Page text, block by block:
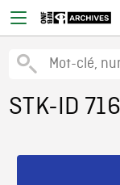
STK-ID